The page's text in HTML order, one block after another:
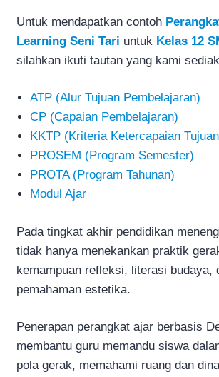
Untuk mendapatkan contoh
Learning Seni Tari untuk Kelas 12
silahkan ikuti tautan yang kami
ATP (Alur Tujuan Pembelajaran)
CP (Capaian Pembelajaran)
KKTP (Kriteria Ketercapaian
PROSEM (Program Semester)
PROTA (Program Tahunan)
Modul Ajar
Pada tingkat akhir pendidikan
tidak hanya menekankan praktik
kemampuan refleksi, literasi budaya,
pemahaman estetika.
Penerapan perangkat ajar berbasis
membantu guru memandu siswa
pola gerak, memahami ruang dan